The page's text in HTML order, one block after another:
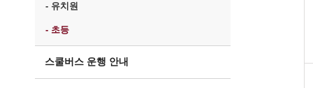
- 유치원
- 초등
스쿨버스 운행 안내